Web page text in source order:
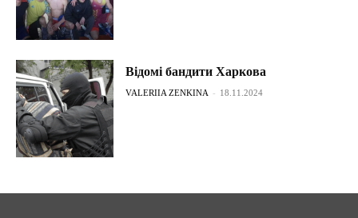
Відомі бандити Харкова
VALERIIA ZENKINA - 18.11.2024